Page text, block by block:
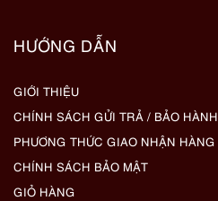
HƯỚNG DẪN
GIỚI THIỆU
CHÍNH SÁCH GỬI TRẢ / BẢO HÀNH
PHƯƠNG THỨC GIAO NHẬN HÀNG
CHÍNH SÁCH BẢO MẬT
GIỎ HÀNG